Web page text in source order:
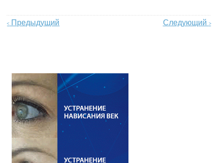
< Предыдущий Следующий >